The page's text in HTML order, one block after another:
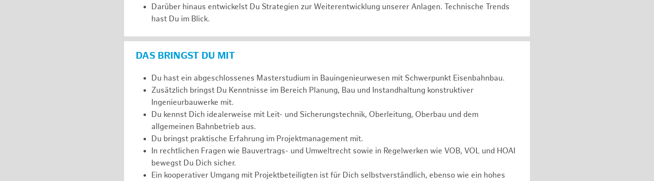
Darüber hinaus entwickelst Du Strategien zur Weiterentwicklung unserer Anlagen. Technische Trends
hast Du im Blick.
DAS BRINGST DU MIT
Du hast ein abgeschlossenes Masterstudium in Bauingenieurwesen mit Schwerpunkt Eisenbahnbau.
Zusätzlich bringst Du Kenntnisse im Bereich Planung, Bau und Instandhaltung konstruktiver
Ingenieurbauwerke mit.
Du kennst Dich idealerweise mit Leit- und Sicherungstechnik, Oberleitung, Oberbau und dem
allgemeinen Bahnbetrieb aus.
Du bringst praktische Erfahrung im Projektmanagement mit.
In rechtlichen Fragen wie Bauvertrags- und Umweltrecht sowie in Regelwerken wie VOB, VOL und HOAI
bewegst Du Dich sicher.
Ein kooperativer Umgang mit Projektbeteiligten ist für Dich selbstverständlich, ebenso wie ein hohes